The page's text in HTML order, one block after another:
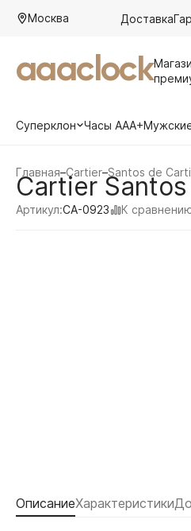
Москва Доставка
aaaclock
Суперклон Часы AAA+
Главная–Cartier–Santos de
Cartier
Артикул:CA-0923 К
ОписаниеХарактеристики